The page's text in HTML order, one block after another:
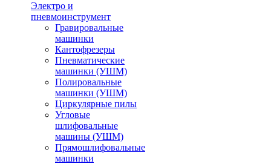
Электро и
пневмоинструмент
Гравировальные
машинки
Кантофрезеры
Пневматические
машинки (УШМ)
Полировальные
машинки (УШМ)
Циркулярные пилы
Угловые
шлифовальные
машины (УШМ)
Прямошлифовальные
машинки